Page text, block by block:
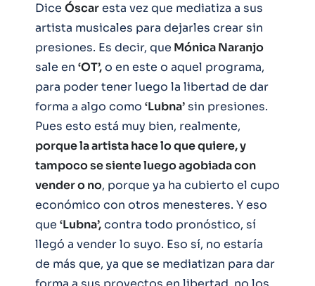
Dice Óscaresta vez que mediatiza a sus
artista musicales para dejarles crear sin
presiones. Es decir, que Mónica Naranjo
sale en ‘OT’,o en este o aquel programa,
para poder tener luego la libertad de dar
forma a algo como ‘Lubna’sin presiones.
Pues esto está muy bien, realmente,
porque la artista hace lo que quiere, y
tampoco se siente luego agobiada con
vender o no, porque ya ha cubierto el cupo
económico con otros menesteres. Y eso
que ‘Lubna’,contra todo pronóstico, sí
llegó a vender lo suyo. Eso sí, no estaría
de más que, ya que se mediatizan para dar